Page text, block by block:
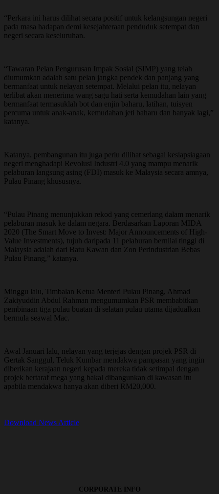
“Perkara ini harus dilihat secara positif untuk kelangsungan negeri
pada masa hadapan demi kesejahteraan penduduk setempat dan
negeri secara keseluruhan.
“Tawaran Pelan Pengurusan Impak Sosial (SIMP) yang telah
diumumkan adalah satu pelan jangka pendek dan panjang yang
bermanfaat untuk nelayan setempat. Melalui pelan itu, nelayan
terlibat akan menerima wang sagu hati serta kemudahan lain yang
bermanfaat termasuklah bot dan enjin baharu, latihan, tuisyen
percuma untuk anak-anak, kemudahan jeti baharu dan banyak lagi,”
katanya.
Katanya, pembangunan itu juga perlu dilihat sebagai kesiapsiagaan
negeri menghadapi Revolusi Industri 4.0 yang mampu menarik
pelaburan langsung asing (FDI) masuk ke Malaysia secara amnya,
Pulau Pinang khususnya.
“Pulau Pinang menunjukkan rekod yang cemerlang dalam menarik
pelaburan masuk ke dalam negara. Berdasarkan Laporan MIDA
2020 (The Smart Move to Invest: Major Announcements of High-
Value Investments), tujuh daripada 11 pelaburan bernilai tinggi di
Malaysia adalah dari Batu Kawan dan Zon Perindustrian Bebas
Pulau Pinang,” katanya.
Minggu lalu, Timbalan Ketua Menteri Pulau Pinang, Ahmad
Zakiyuddin Abdul Rahman mengumumkan PSR membabitkan
pembinaan tiga pulau buatan di selatan pulau utama dijadualkan
bermula seawal Mac.
Awal Januari lalu, nelayan yang terjejas dengan projek PSR di
Gertak Sanggul, Teluk Kumbar mendakwa pampasan yang ingin
diberikan kerajaan negeri kepada mereka tidak setimpal dengan
projek bertaraf mega yang bakal dibangunkan di kawasan itu
apabila mendakwa hanya akan diberi RM20,000.
Download News Article
CORPORATE INFO